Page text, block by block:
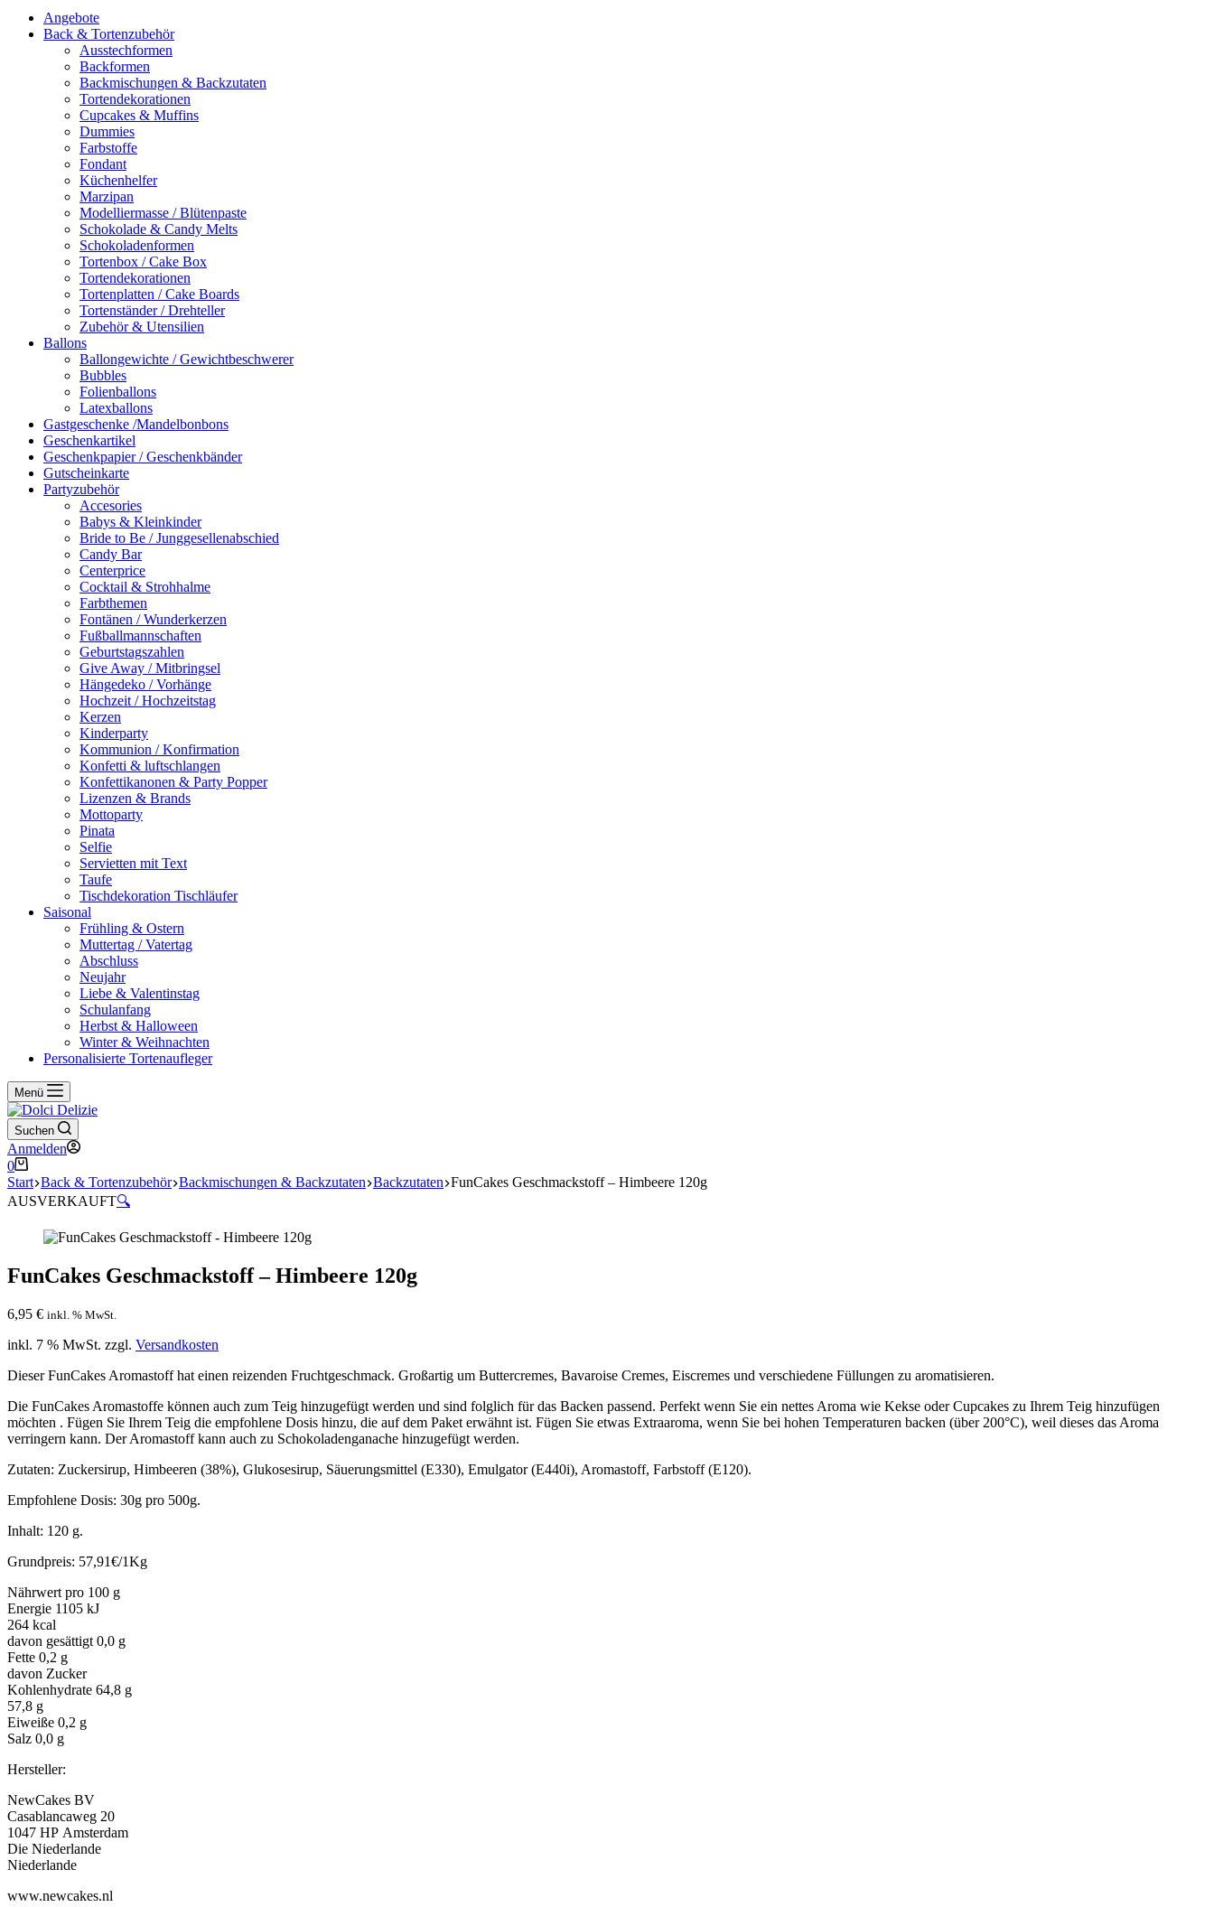
Angebote
Back & Tortenzubehör
Ausstechformen
Backformen
Backmischungen & Backzutaten
Tortendekorationen
Cupcakes & Muffins
Dummies
Farbstoffe
Fondant
Küchenhelfer
Marzipan
Modelliermasse / Blütenpaste
Schokolade & Candy Melts
Schokoladenformen
Tortenbox / Cake Box
Tortendekorationen
Tortenplatten / Cake Boards
Tortenständer / Drehteller
Zubehör & Utensilien
Ballons
Ballongewichte / Gewichtbeschwerer
Bubbles
Folienballons
Latexballons
Gastgeschenke /Mandelbonbons
Geschenkartikel
Geschenkpapier / Geschenkbänder
Gutscheinkarte
Partyzubehör
Accesories
Babys & Kleinkinder
Bride to Be / Junggesellenabschied
Candy Bar
Centerprice
Cocktail & Strohhalme
Farbthemen
Fontänen / Wunderkerzen
Fußballmannschaften
Geburtstagszahlen
Give Away / Mitbringsel
Hängedeko / Vorhänge
Hochzeit / Hochzeitstag
Kerzen
Kinderparty
Kommunion / Konfirmation
Konfetti & luftschlangen
Konfettikanonen & Party Popper
Lizenzen & Brands
Mottoparty
Pinata
Selfie
Servietten mit Text
Taufe
Tischdekoration Tischläufer
Saisonal
Frühling & Ostern
Muttertag / Vatertag
Abschluss
Neujahr
Liebe & Valentinstag
Schulanfang
Herbst & Halloween
Winter & Weihnachten
Personalisierte Tortenaufleger
Menü
Suchen
Anmelden
Warenkorb
0
Start Back & Tortenzubehör Backmischungen & Backzutaten Backzutaten FunCakes Geschmackstoff – Himbeere 120g
AUSVERKAUFT🔍
FunCakes Geschmackstoff – Himbeere 120g
6,95 € inkl. % MwSt.
inkl. 7 % MwSt. zzgl. Versandkosten
Dieser FunCakes Aromastoff hat einen reizenden Fruchtgeschmack. Großartig um Buttercremes, Bavaroise Cremes, Eiscremes und verschiedene Füllungen zu aromatisieren.
Die FunCakes Aromastoffe können auch zum Teig hinzugefügt werden und sind folglich für das Backen passend. Perfekt wenn Sie ein nettes Aroma wie Kekse oder Cupcakes zu Ihrem Teig hinzufügen
möchten . Fügen Sie Ihrem Teig die empfohlene Dosis hinzu, die auf dem Paket erwähnt ist. Fügen Sie etwas Extraaroma, wenn Sie bei hohen Temperaturen backen (über 200°C), weil dieses das Aroma
verringern kann. Der Aromastoff kann auch zu Schokoladenganache hinzugefügt werden.
Zutaten: Zuckersirup, Himbeeren (38%), Glukosesirup, Säuerungsmittel (E330), Emulgator (E440i), Aromastoff, Farbstoff (E120).
Empfohlene Dosis: 30g pro 500g.
Inhalt: 120 g.
Grundpreis: 57,91€/1Kg
Nährwert pro 100 g
Energie 1105 kJ
264 kcal
davon gesättigt 0,0 g
Fette 0,2 g
davon Zucker
Kohlenhydrate 64,8 g
57,8 g
Eiweiße 0,2 g
Salz 0,0 g
Hersteller:
NewCakes BV
Casablancaweg 20
1047 HP Amsterdam
Die Niederlande
Niederlande
www.newcakes.nl